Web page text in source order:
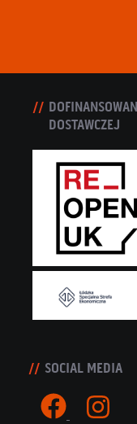
DOSTAWCZEJ
SOCIAL MEDIA